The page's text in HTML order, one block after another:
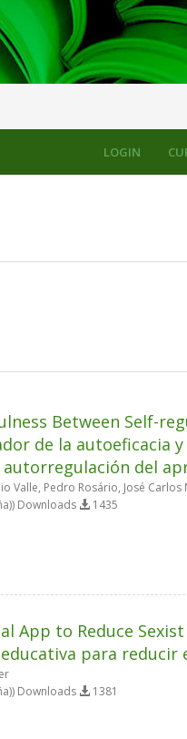
LOGIN
Between Self-
de la autoeficacia
del
Valle, Pedro Rosário, José Carlos
Downloads 1435
App to Reduce
para reducir
Downloads 1381